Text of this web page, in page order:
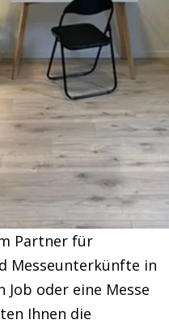
Partner für
Messeunterkünfte in
Job oder eine Messe
Ihnen die